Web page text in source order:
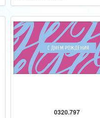
0320.797